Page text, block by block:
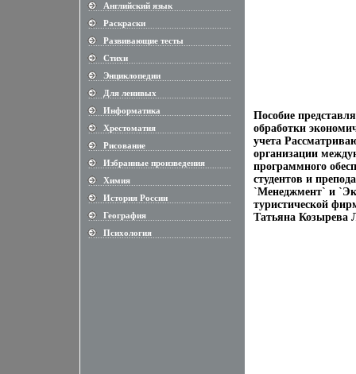
Английский язык
............................................................
Раскраски
............................................................
Развивающие тесты
............................................................
Стихи
............................................................
Энциклопедии
............................................................
Для ленивых
............................................................
Информатика
............................................................
Хрестоматия
............................................................
Рисование
............................................................
Избранные произведения
............................................................
Химия
............................................................
История России
............................................................
География
............................................................
Психология
............................................................
Пособие
обработки
учета
организации
программного
студентов и
`Менеджмент` и
туристической
Татьяна Козырева